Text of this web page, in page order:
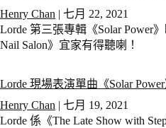
Henry Chan | 七月 22, 2021
Lorde 第三張專輯《Solar Power
Nail Salon》宜家有得聽喇！
Lorde 現場表演單曲《Solar
Henry Chan | 七月 19, 2021
Lorde 係《The Late Show with